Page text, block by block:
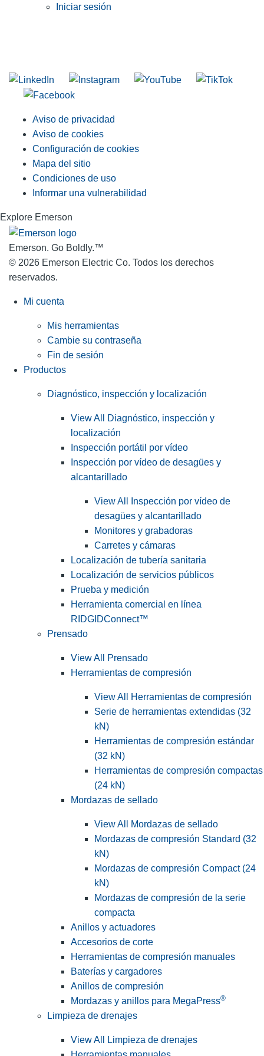
Iniciar sesión
Aviso de privacidad
Aviso de cookies
Configuración de cookies
Mapa del sitio
Condiciones de uso
Informar una vulnerabilidad
Explore Emerson
Emerson. Go Boldly.™
© 2026 Emerson Electric Co. Todos los derechos
reservados.
Mi cuenta
Mis herramientas
Cambie su contraseña
Fin de sesión
Productos
Diagnóstico, inspección y localización
View All Diagnóstico, inspección y
localización
Inspección portátil por vídeo
Inspección por vídeo de desagües y
alcantarillado
View All Inspección por vídeo de
desagües y alcantarillado
Monitores y grabadoras
Carretes y cámaras
Localización de tubería sanitaria
Localización de servicios públicos
Prueba y medición
Herramienta comercial en línea
RIDGIDConnect™
Prensado
View All Prensado
Herramientas de compresión
View All Herramientas de compresión
Serie de herramientas extendidas (32
kN)
Herramientas de compresión estándar
(32 kN)
Herramientas de compresión compactas
(24 kN)
Mordazas de sellado
View All Mordazas de sellado
Mordazas de compresión Standard (32
kN)
Mordazas de compresión Compact (24
kN)
Mordazas de compresión de la serie
compacta
Anillos y actuadores
Accesorios de corte
Herramientas de compresión manuales
Baterías y cargadores
Anillos de compresión
Mordazas y anillos para MegaPress®
Limpieza de drenajes
View All Limpieza de drenajes